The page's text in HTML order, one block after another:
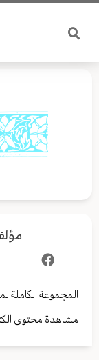
تخطي
المحتوى
المجموعة الكاملة
مشاهدة محتوى